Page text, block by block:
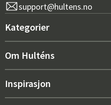
support@hultens.no
Kategorier
Nytt hos oss
Innredning
Om Hulténs
Om Hulténs
Inspirasjon